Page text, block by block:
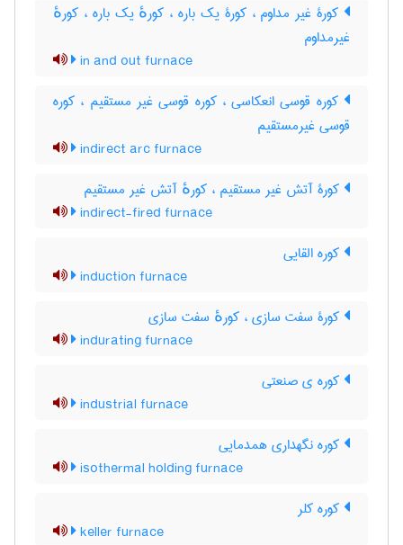
کورۀ غیر مداوم ، کورۀ یک باره ، کورهٔ یک باره ، کورهٔ
غیرمداوم
in and out furnace
کوره قوسی انعکاسی ، کوره قوسی غیر مستقیم ، کوره
قوسی غیرمستقیم
indirect arc furnace
کورۀ آتش غیر مستقیم ، کورهٔ آتش غیر مستقیم
indirect-fired furnace
کوره القایی
induction furnace
کورۀ سفت سازی ، کورهٔ سفت سازی
indurating furnace
کوره ی صنعتی
industrial furnace
کوره نگهداری همدمایی
isothermal holding furnace
کوره کلر
keller furnace